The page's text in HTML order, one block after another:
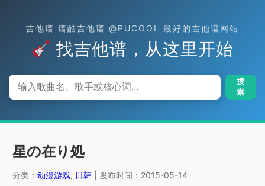
吉他谱 谱酷吉他谱 @PUCOOL 最好的吉他谱网站
找吉他谱，从这里开始
搜
索
星の在り処
分类：动漫游戏, 日韩 | 发布时间：2015-05-14